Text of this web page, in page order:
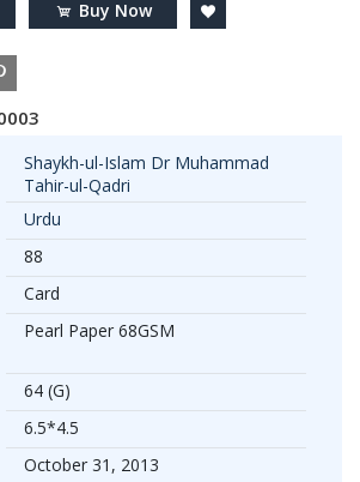
Buy Now
Shaykh-ul-Islam Dr Muhammad
Tahir-ul-Qadri
Urdu
88
Card
Pearl Paper 68GSM
64 (G)
6.5*4.5
October 31, 2013